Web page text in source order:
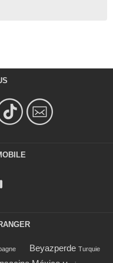
Beyazperde Turquie